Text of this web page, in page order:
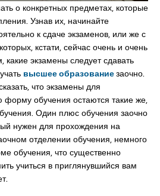
о конкретных предметах, которые
Узнав их, начинайте
к сдаче экзаменов, или же с
кстати, сейчас очень и очень
экзамены следует сдавать
высшее образованиезаочно.
что экзамены для
форму обучения остаются такие же,
Один плюс обучения заочно
нужен для прохождения на
отделении обучения, немного
обучения, что существенно
учиться в приглянувшийся вам